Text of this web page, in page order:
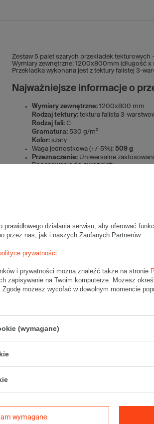
Zestaw 5 palet szarych przekładek tekturowych
Wymiary zewnętrzne: 1200x800mm (długość x
Przekładka wykonana jest z tektury falistej 3-
Najważniejsze informacje o
Wymiary zewnętrzne:1200x800 mm
Rodzaj tektury:tektura falista 3-
Rodzaj fali:C
Gramatura:530 g/m²
Kolor:szary
Waga jednostkowa (+/-5%): 509 g
Przeznaczenie: Uniwersalne
Dopasowanie do europalety
w celu
Do czego przydaje się
To jeden z najbardziej uniwersalnych
C i gramaturze 530 g/m² przekładka
magazynach, gdzie towar jest składowany
Korzyści z zastosowania
Przekładka tekturowe 1200x800 mm o
prostego sposobu na usprawnienie
dostępna od ręki – bez długiego czasu
oferowana w atrakcyjnej cenie, także
Do czego wykorzystać
Uniwersalność przekładki tekturowe 1200x800
jakoprzekładka wewnątrz kartonów
do oznaczania
warstw produktów w
działania serwisu, aby oferować
przez nas, jak i naszych Zaufanych Partnerów.
prywatności.
i prywatności można znaleźć także na stronie
zapisywanie na Twoim komputerze. Możesz
Zgodę możesz wycofać w dowolnym momencie
(wymagane)
wymagane